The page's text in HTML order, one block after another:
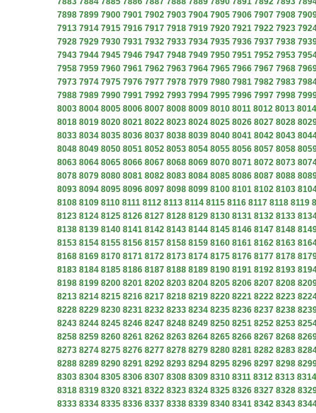
7898 7899 7900 7901 7902 7903 7904 7905 7906 7907 7908
7913 7914 7915 7916 7917 7918 7919 7920 7921 7922 7923
7928 7929 7930 7931 7932 7933 7934 7935 7936 7937 7938
7943 7944 7945 7946 7947 7948 7949 7950 7951 7952 7953
7958 7959 7960 7961 7962 7963 7964 7965 7966 7967 7968
7973 7974 7975 7976 7977 7978 7979 7980 7981 7982 7983
7988 7989 7990 7991 7992 7993 7994 7995 7996 7997 7998
8003 8004 8005 8006 8007 8008 8009 8010 8011 8012 8013 8014
8018 8019 8020 8021 8022 8023 8024 8025 8026 8027 8028
8033 8034 8035 8036 8037 8038 8039 8040 8041 8042 8043
8048 8049 8050 8051 8052 8053 8054 8055 8056 8057 8058
8063 8064 8065 8066 8067 8068 8069 8070 8071 8072 8073
8078 8079 8080 8081 8082 8083 8084 8085 8086 8087 8088
8093 8094 8095 8096 8097 8098 8099 8100 8101 8102 8103
8108 8109 8110 8111 8112 8113 8114 8115 8116 8117 8118 8119
8123 8124 8125 8126 8127 8128 8129 8130 8131 8132 8133
8138 8139 8140 8141 8142 8143 8144 8145 8146 8147 8148
8153 8154 8155 8156 8157 8158 8159 8160 8161 8162 8163
8168 8169 8170 8171 8172 8173 8174 8175 8176 8177 8178
8183 8184 8185 8186 8187 8188 8189 8190 8191 8192 8193
8198 8199 8200 8201 8202 8203 8204 8205 8206 8207 8208
8213 8214 8215 8216 8217 8218 8219 8220 8221 8222 8223
8228 8229 8230 8231 8232 8233 8234 8235 8236 8237 8238
8243 8244 8245 8246 8247 8248 8249 8250 8251 8252 8253
8258 8259 8260 8261 8262 8263 8264 8265 8266 8267 8268
8273 8274 8275 8276 8277 8278 8279 8280 8281 8282 8283
8288 8289 8290 8291 8292 8293 8294 8295 8296 8297 8298
8303 8304 8305 8306 8307 8308 8309 8310 8311 8312 8313 8314
8318 8319 8320 8321 8322 8323 8324 8325 8326 8327 8328
8333 8334 8335 8336 8337 8338 8339 8340 8341 8342 8343